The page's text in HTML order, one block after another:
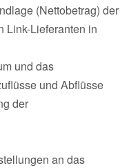
(Nettobetrag) der
Link-Lieferanten in
und das
und Abflüsse
der
an das